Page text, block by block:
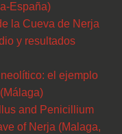
España)
la Cueva de Nerja
y resultados
el ejemplo
and Penicillium
of Nerja (Malaga,